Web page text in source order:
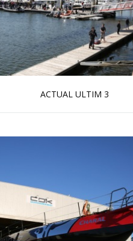
ACTUAL ULTIM 3
En savoir plus...